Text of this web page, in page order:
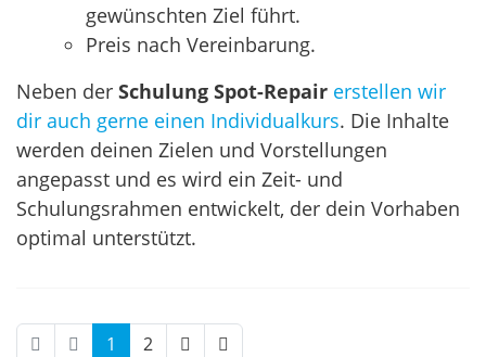
gewünschten Ziel führt.
Preis nach Vereinbarung.
Neben der Schulung Spot-Repair erstellen wir
dir auch gerne einen Individualkurs. Die Inhalte
werden deinen Zielen und Vorstellungen
angepasst und es wird ein Zeit- und
Schulungsrahmen entwickelt, der dein Vorhaben
optimal unterstützt.
1 2